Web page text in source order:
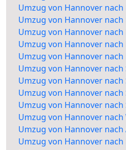
Umzug von Hannover nach
Umzug von Hannover nach
Umzug von Hannover
Umzug von Hannover
Umzug von Hannover
Umzug von Hannover nach
Umzug von Hannover
Umzug von Hannover
Umzug von Hannover
Umzug von Hannover
Umzug von Hannover
Umzug von Hannover nach